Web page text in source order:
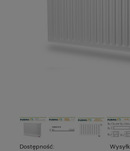
Dostępność: